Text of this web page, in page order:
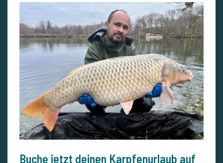
Buche jetzt deinen Karpfenurlaub auf